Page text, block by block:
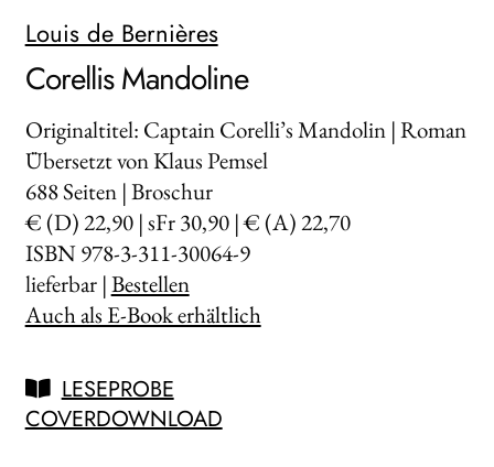
Louis de Bernières
Corellis Mandoline
Originaltitel: Captain Corelli’s Mandolin | Roman
Übersetzt von Klaus Pemsel
688Seiten | Broschur
€ (D) 22,90 | sFr 30,90 | € (A) 22,70
ISBN 978-3-311-30064-9
lieferbar |Bestellen
Auch als E-Book erhältlich
LESEPROBE
COVERDOWNLOAD